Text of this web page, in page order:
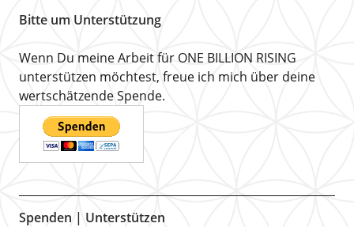
Bitte um Unterstützung
Wenn Du meine Arbeit für ONE BILLION RISING
unterstützen möchtest, freue ich mich über deine
wertschätzende Spende.
Spenden | Unterstützen